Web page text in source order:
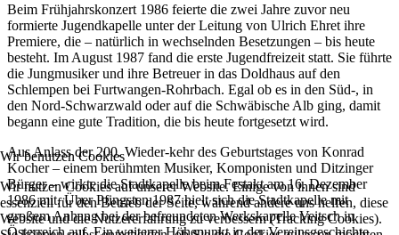
Beim Frühjahrskonzert 1986 feierte die zwei Jahre zuvor neu
formierte Jugendkapelle unter der Leitung von Ulrich Ehret ihre
Premiere, die – natürlich in wechselnden Besetzungen – bis heute
besteht. Im August 1987 fand die erste Jugendfreizeit statt. Sie führte
die Jungmusiker und ihre Betreuer in das Doldhaus auf den
Schlempen bei Furtwangen-Rohrbach. Egal ob es in den Süd-, in
den Nord-Schwarzwald oder auf die Schwäbische Alb ging, damit
begann eine gute Tradition, die bis heute fortgesetzt wird.
Aus Anlass der 200. Wieder-kehr des Geburtstages von Konrad
Kocher – einem berühmten Musiker, Komponisten und Ditzinger
Bürger – wirkte die Stadtkapelle beim Festakt am 16. Dezember
1986 mit. Über Pfingsten 1987 hielt sich die Stadtkapelle mit
großem Anhang bei der befreundeten Werkskapelle Veitsch in
Österreich auf. Ein weiterer Höhepunkt in der Vereinsgeschichte
Wir benutzen Cookies
Wir nutzen Cookies auf unserer Website. Einige von ihnen sind
essenziell für den Betrieb der Seite, während andere uns helfen, diese
Website und die Nutzererfahrung zu verbessern (Tracking Cookies).